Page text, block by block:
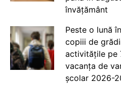
învățământ
Peste o lună
copiii de
activitățile pe
vacanța de
școlar 2026-